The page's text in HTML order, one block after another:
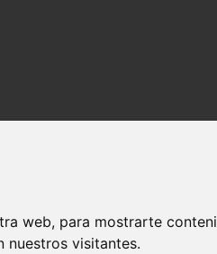
web, para mostrarte
nuestros visitantes.